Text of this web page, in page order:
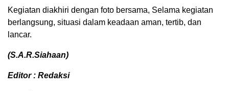
Kegiatan diakhiri dengan foto bersama, Selama kegiatan
berlangsung, situasi dalam keadaan aman, tertib, dan
lancar.
(S.A.R.Siahaan)
Editor : Redaksi